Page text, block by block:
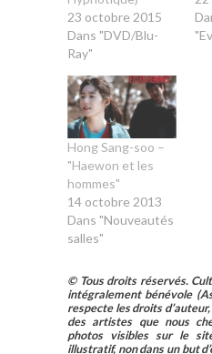
23 octobre 2015
Dans "DVD/Blu-
Ray"
Hong Sang-soo –
"Haewon et les
hommes"
14 octobre 2013
Dans "Nouveautés
salles"
© Tous droits réservés.
intégralement bénévole
respecte les droits
des artistes que nous
photos visibles sur le
illustratif, non dans un but